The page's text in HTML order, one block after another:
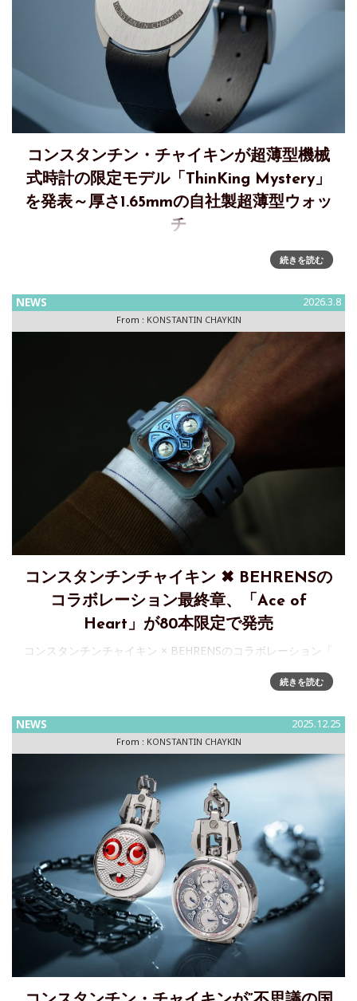
コンスタンチン・チャイキンが超薄型機械
式時計の限定モデル「ThinKing Mystery」
を発表～厚さ1.65mmの自社製超薄型ウォッ
チ
超薄型機械式時計の限定モデル「ThinKing Mystery」～ 厚さ
1.65mmの自社製超薄型ウォッチに、“透明な目”を備えたミス
続きを読む
NEWS 2026.3.8
From : KONSTANTIN CHAYKIN
コンスタンチンチャイキン ✖ BEHRENSの
コラボレーション最終章、「Ace of
Heart」が80本限定で発売
コンスタンチンチャイキン × BEHRENSのコラボレーション「
2022年のコラボレーションから3年。BEHRENS と
続きを読む
NEWS 2025.12.25
From : KONSTANTIN CHAYKIN